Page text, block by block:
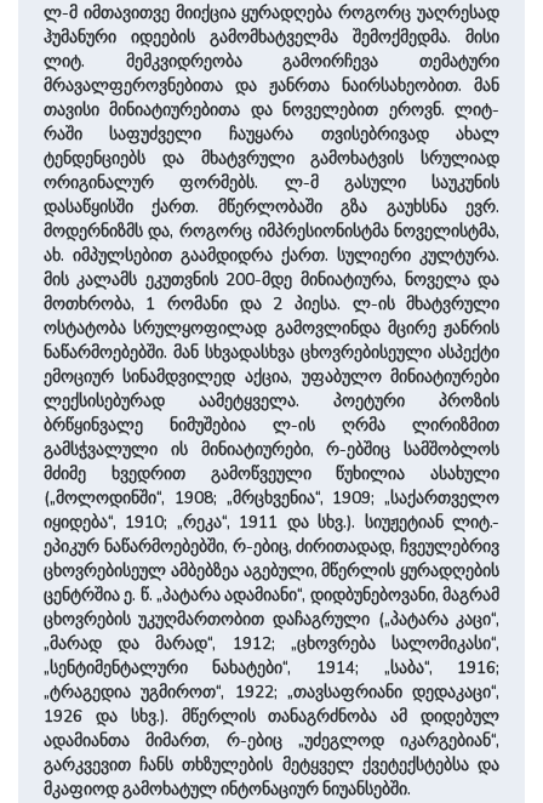
ლ-მ იმთავითვე მიიქცია ყურადღება როგორც უაღრესად
ჰუმანური იდეების გამომხატველმა შემოქმედმა. მისი
ლიტ. მემკვიდრეობა გამოირჩევა თემატური
მრავალფეროვნებითა და ჟანრთა ნაირსახეობით. მან
თავისი მინიატიურებითა და ნოველებით ეროვნ. ლიტ-
რაში საფუძველი ჩაუყარა თვისებრივად ახალ
ტენდენციებს და მხატვრული გამოხატვის სრულიად
ორიგინალურ ფორმებს. ლ-მ გასული საუკუნის
დასაწყისში ქართ. მწერლობაში გზა გაუხსნა ევრ.
მოდერნიზმს და, როგორც იმპრესიონისტმა ნოველისტმა,
ახ. იმპულსებით გაამდიდრა ქართ. სულიერი კულტურა.
მის კალამს ეკუთვნის 200-მდე მინიატიურა, ნოველა და
მოთხრობა, 1 რომანი და 2 პიესა. ლ-ის მხატვრული
ოსტატობა სრულყოფილად გამოვლინდა მცირე ჟანრის
ნაწარმოებებში. მან სხვადასხვა ცხოვრებისეული ასპექტი
ემოციურ სინამდვილედ აქცია, უფაბულო მინიატიურები
ლექსისებურად აამეტყველა. პოეტური პროზის
ბრწყინვალე ნიმუშებია ლ-ის ღრმა ლირიზმით
გამსჭვალული ის მინიატიურები, რ-ებშიც სამშობლოს
მძიმე ხვედრით გამოწვეული წუხილია ასახული
(„მოლოდინში“, 1908; „მრცხვენია“, 1909; „საქართველო
იყიდება“, 1910; „რეკა“, 1911 და სხვ.). სიუჟეტიან ლიტ.-
ეპიკურ ნაწარმოებებში, რ-ებიც, ძირითადად, ჩვეულებრივ
ცხოვრებისეულ ამბებზეა აგებული, მწერლის ყურადღების
ცენტრშია ე. წ. „პატარა ადამიანი“, დიდბუნებოვანი, მაგრამ
ცხოვრების უკუღმართობით დაჩაგრული („პატარა კაცი“,
„მარად და მარად“, 1912; „ცხოვრება სალომიკასი“,
„სენტიმენტალური ნახატები“, 1914; „საბა“, 1916;
„ტრაგედია უგმიროთ“, 1922; „თავსაფრიანი დედაკაცი“,
1926 და სხვ.). მწერლის თანაგრძნობა ამ დიდებულ
ადამიანთა მიმართ, რ-ებიც „უძეგლოდ იკარგებიან“,
გარკვევით ჩანს თხზულების მეტყველ ქვეტექსტებსა და
მკაფიოდ გამოხატულ ინტონაციურ ნიუანსებში.